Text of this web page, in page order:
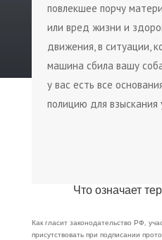
повлекшее порчу
или вред жизни и
движения, в ситуации,
машина сбила вашу
у вас есть все
полицию для взыскания
Что означает
Как гласит законодательство РФ,
присутствовать при подписании